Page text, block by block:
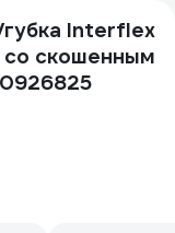
Interflex
со скошенным